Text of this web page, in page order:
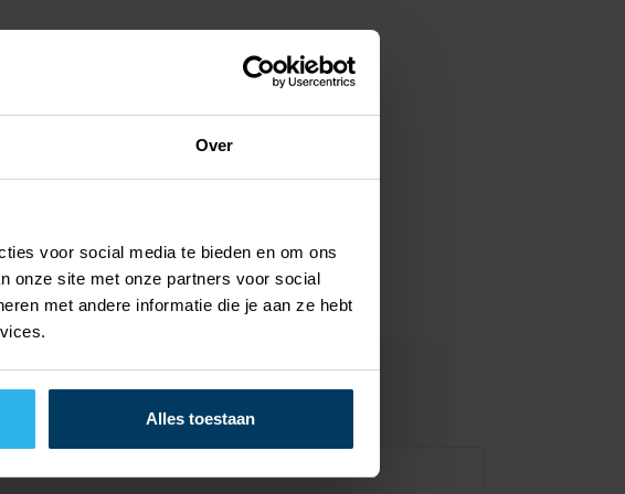
Over
voor social media te bieden en om ons
onze site met onze partners voor social
met andere informatie die je aan ze hebt
Alles toestaan